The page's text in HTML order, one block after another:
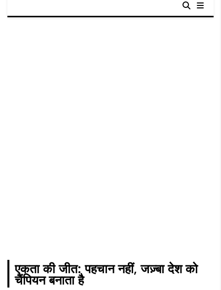
एकता की जीत: पहचान नहीं, जज़्बा देश को
चैंपियन बनाता है